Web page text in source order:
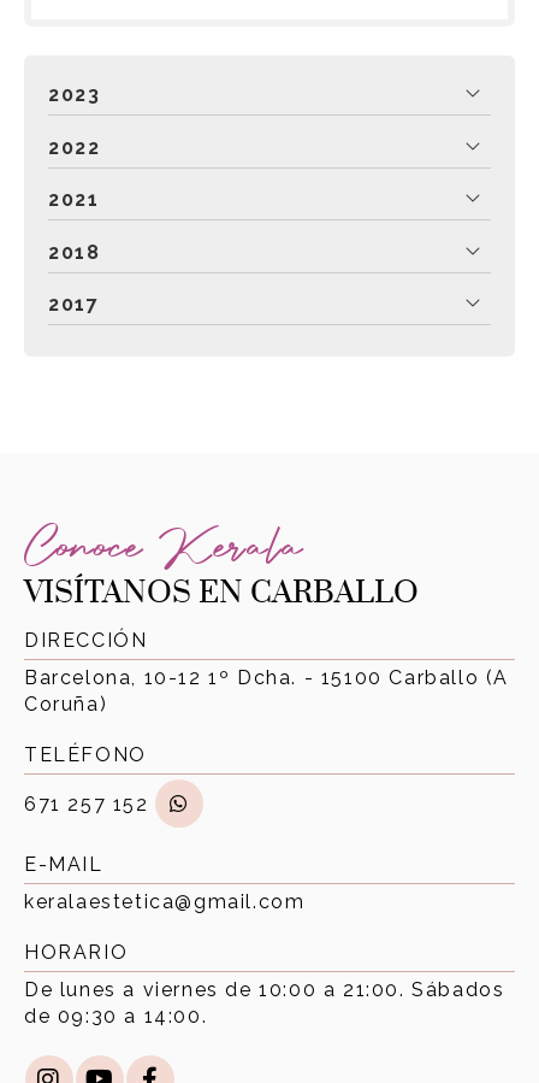
2023
2022
2021
2018
2017
Conoce Kerala
VISÍTANOS EN CARBALLO
DIRECCIÓN
Barcelona, 10-12 1º Dcha. - 15100 Carballo (A
Coruña)
TELÉFONO
671 257 152
E-MAIL
keralaestetica@gmail.com
HORARIO
De lunes a viernes de 10:00 a 21:00. Sábados
de 09:30 a 14:00.